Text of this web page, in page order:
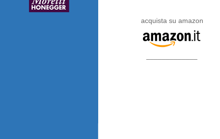
acquista su amazon